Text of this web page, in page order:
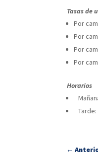
Tasas de
Por
Por
Por
Por
Horarios
Tarde:
←